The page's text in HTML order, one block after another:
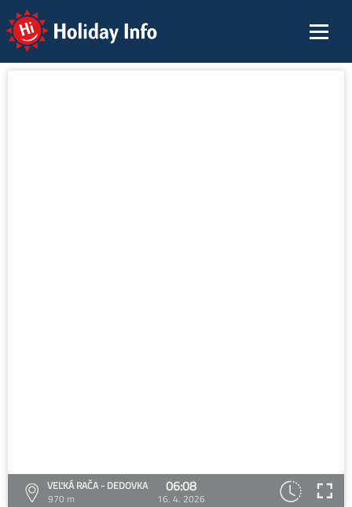
Holiday Info
VEĽKÁ RAČA - DEDOVKA
970 m
06:08
16. 4. 2026